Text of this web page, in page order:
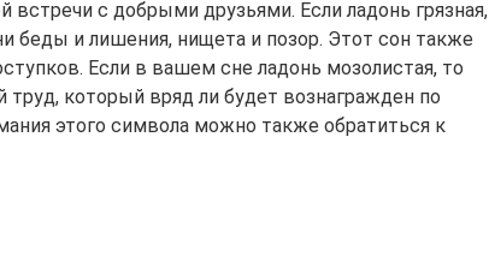
с добрыми друзьями. Если ладонь грязная,
беды и лишения, нищета и позор. Этот сон также
Если в вашем сне ладонь мозолистая, то
который вряд ли будет вознагражден по
этого символа можно также обратиться к